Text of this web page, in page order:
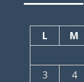
L M
3
4